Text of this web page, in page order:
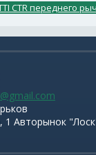
CTR переднего
1 Авторынок